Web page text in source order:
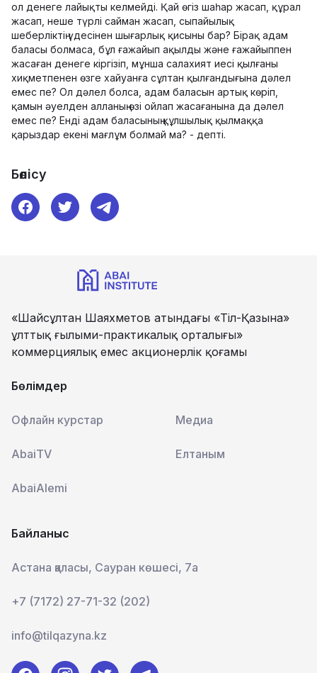
ол денеге лайықты келмейді. Қай өгіз шаһар жасап, құрал
жасап, неше түрлі сайман жасап, сыпайылық
шеберліктің үдесінен шығарлық қисыны бар? Бірақ адам
баласы болмаса, бұл ғажайып ақылды және ғажайыппен
жасаған денеге кіргізіп, мұнша салахият иесі қылғаны
хиқметпенен өзге хайуанға сұлтан қылғандығына дәлел
емес пе? Ол дәлел болса, адам баласын артық көріп,
қамын әуелден алланың өзі ойлап жасағанына да дәлел
емес пе? Енді адам баласының құлшылық қылмаққа
қарыздар екені мағлұм болмай ма? - депті.
Бөлісу
«Шайсұлтан Шаяхметов атындағы «Тіл-Қазына»
ұлттық ғылыми-практикалық орталығы»
коммерциялық емес акционерлік қоғамы
Бөлімдер
Офлайн курстар Медиа
AbaiTV Елтаным
AbaiAlemi
Байланыс
Астана қаласы, Сауран көшесі, 7а
+7 (7172) 27-71-32 (202)
info@tilqazyna.kz